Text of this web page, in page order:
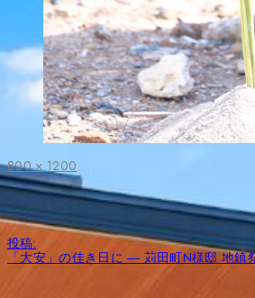
フ
ル
サ
イ
ズ
800 × 1200
投
稿
ナ
投稿:
「大安」の佳き日に ― 苅田町N様邸 地鎮